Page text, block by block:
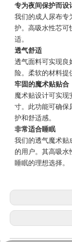
专为夜间保护而设
我们的成人尿布专
护。高吸水性芯可
适。
透气舒适
透气面料可实现良
险。柔软的材料提
牢固的魔术贴贴合
魔术贴设计可实现
寸。此功能可确保
护和舒适感。
非常适合睡眠
我们的透气魔术贴
的用户。其高吸
睡眠的理想选择。